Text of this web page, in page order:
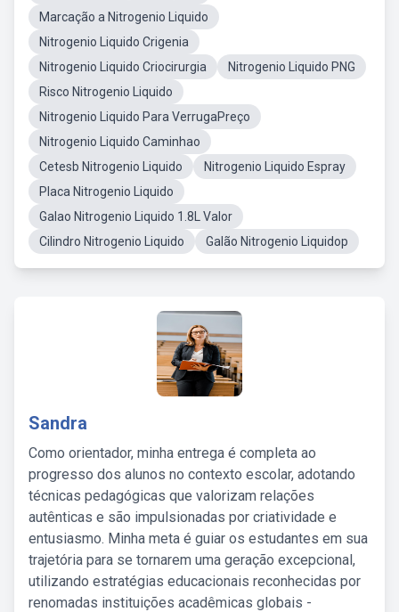
Marcação a Nitrogenio Liquido
Nitrogenio Liquido Crigenia
Nitrogenio Liquido Criocirurgia
Nitrogenio Liquido PNG
Risco Nitrogenio Liquido
Nitrogenio Liquido Para VerrugaPreço
Nitrogenio Liquido Caminhao
Cetesb Nitrogenio Liquido
Nitrogenio Liquido Espray
Placa Nitrogenio Liquido
Galao Nitrogenio Liquido 1.8L Valor
Cilindro Nitrogenio Liquido
Galão Nitrogenio Liquidop
Sandra
Como orientador, minha entrega é completa ao
progresso dos alunos no contexto escolar, adotando
técnicas pedagógicas que valorizam relações
autênticas e são impulsionadas por criatividade e
entusiasmo. Minha meta é guiar os estudantes em sua
trajetória para se tornarem uma geração excepcional,
utilizando estratégias educacionais reconhecidas por
renomadas instituições acadêmicas globais -